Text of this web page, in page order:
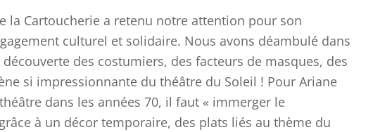
la Cartoucherie a retenu notre attention pour son
culturel et solidaire. Nous avons déambulé dans
des costumiers, des facteurs de masques, des
si impressionnante du théâtre du Soleil ! Pour Ariane
dans les années 70, il faut « immerger le
à un décor temporaire, des plats liés au thème du